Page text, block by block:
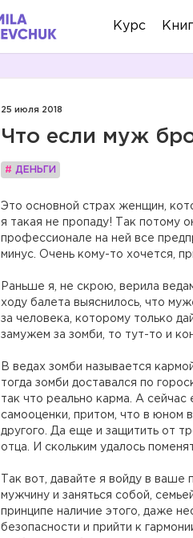
Курс
25 июля 2018
Что если муж
# ДЕНЬГИ
Это основной страх женщин,
я такая не пропаду! Так потому
профессионале на ней все
минус. Очень кому-то хочется,
Раньше я, не скрою, верила
ходу балета выяснилось, что
за человека, которому только
замужем за зомби, то тут-то и
В ведах зомби называется
тогда зомби доставался по
так что реально карма. А
самооценки, притом, что в юном
другого. Да еще и защитить от
отца. И скольким удалось
Так вот, давайте я войду в
мужчину и заняться собой,
принципе наличие этого, даже
безопасности и прийти к